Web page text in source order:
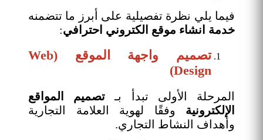
فيما يلي نظرة تفصيلية على أبرز ما تتضمنه
خدمة انشاء موقع الكتروني احترافي:
تصميم واجهة الموقع (Web
Design)
المرحلة الأولى تبدأ بـ تصميم المواقع
الإلكترونية وفقًا لهوية العلامة التجارية
وأهداف النشاط التجاري.